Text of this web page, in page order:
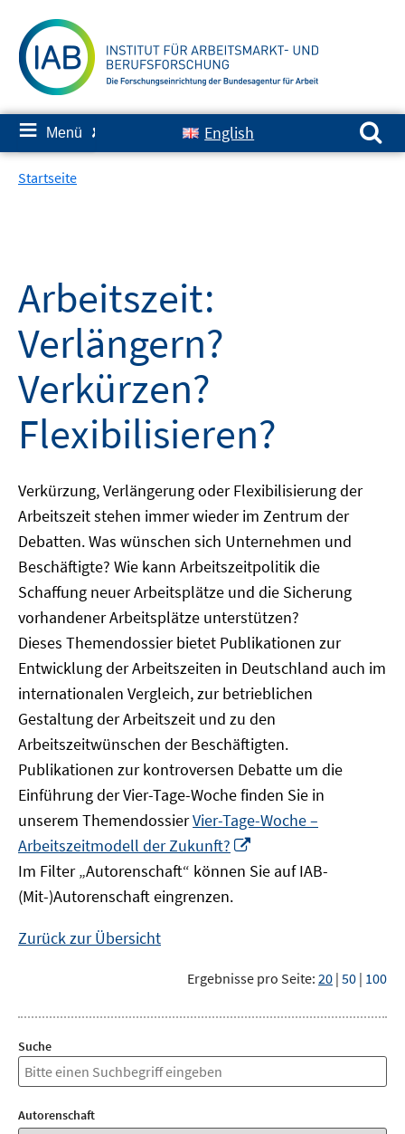
zum
Inhalt
≡ Menü ✘ English
Suchen nach:
Startseite
Arbeitszeit:
Verlängern?
Verkürzen?
Flexibilisieren?
Verkürzung, Verlängerung oder Flexibilisierung der
Arbeitszeit stehen immer wieder im Zentrum der
Debatten. Was wünschen sich Unternehmen und
Beschäftigte? Wie kann Arbeitszeitpolitik die
Schaffung neuer Arbeitsplätze und die Sicherung
vorhandener Arbeitsplätze unterstützen?
Dieses Themendossier bietet Publikationen zur
Entwicklung der Arbeitszeiten in Deutschland auch im
internationalen Vergleich, zur betrieblichen
Gestaltung der Arbeitszeit und zu den
Arbeitszeitwünschen der Beschäftigten.
Publikationen zur kontroversen Debatte um die
Einführung der Vier-Tage-Woche finden Sie in
unserem ThemendossierVier-Tage-Woche –
Arbeitszeitmodell der Zukunft?
neuem
Im Filter „Autorenschaft“ können Sie auf IAB-
(Mit-)Autorenschaft eingrenzen.
Zurück zur Übersicht
Ergebnisse pro Seite: 20 | 50 | 100
Suche
Autorenschaft